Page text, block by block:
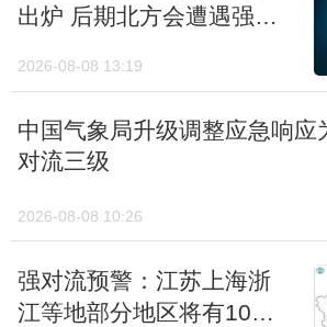
对流三级
2026-08-08 10:26
强对流预警：江苏上海浙
江等地部分地区将有10级
2026-08-08 10:05
台风橙色预警：“白海豚”将
于明晚至后天早晨登陆 5省